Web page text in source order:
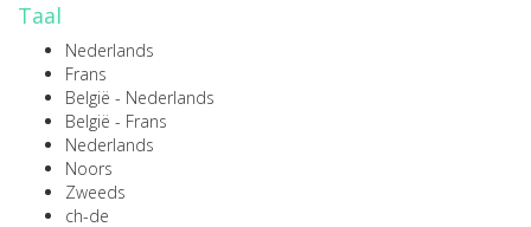
Taal
Nederlands
Frans
België - Nederlands
België - Frans
Nederlands
Noors
Zweeds
ch-de